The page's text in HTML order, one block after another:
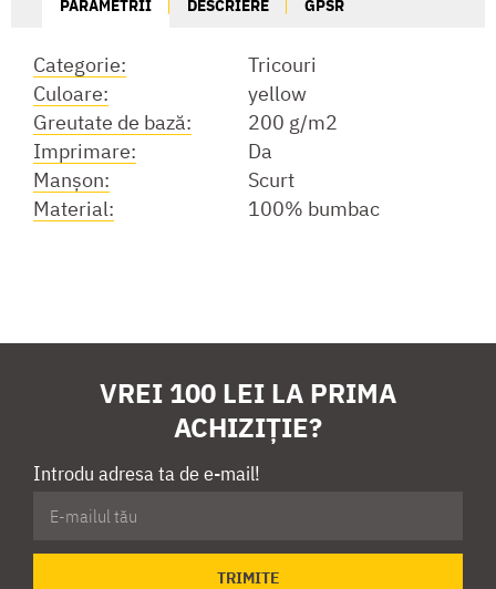
PARAMETRII DESCRIERE GPSR
Categorie:
Tricouri
Culoare:
yellow
Greutate de bază:
200 g/m2
Imprimare:
Da
Manşon:
Scurt
Material:
100% bumbac
VREI 100 LEI LA PRIMA
ACHIZIȚIE?
Introdu adresa ta de e-mail!
TRIMITE